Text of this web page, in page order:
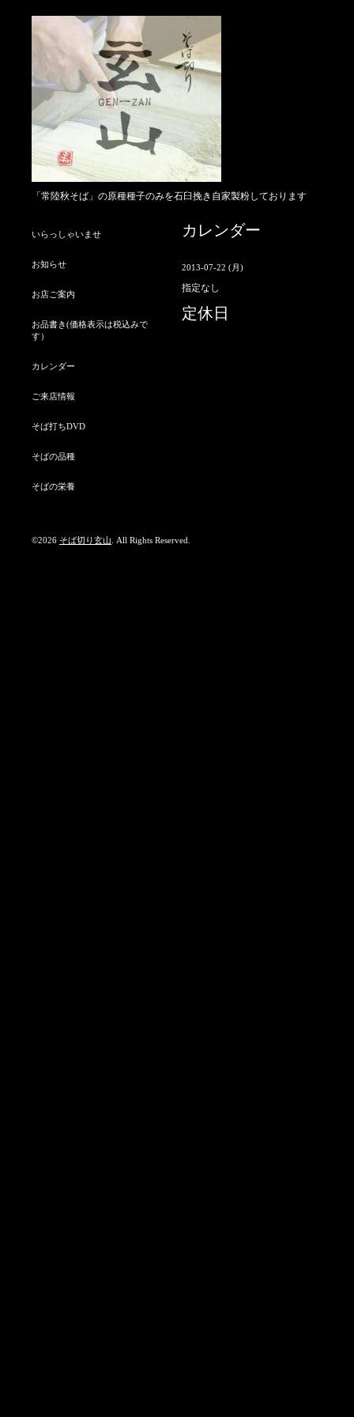
「常陸秋そば」の原種種子のみを石臼挽き自家製粉しております
カレンダー
2013-07-22 (月)
指定なし
定休日
いらっしゃいませ
お知らせ
お店ご案内
お品書き(価格表示は税込みで
す）
カレンダー
ご来店情報
そば打ちDVD
そばの品種
そばの栄養
©2026 そば切り玄山 . All Rights Reserved.